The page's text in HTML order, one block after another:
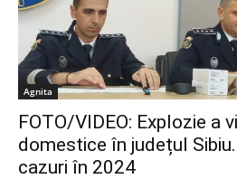
Agnita
FOTO/VIDEO: Explozie a
domestice în județul
cazuri în 2024